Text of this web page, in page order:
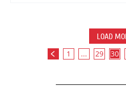
LOAD
1 ... 29 30